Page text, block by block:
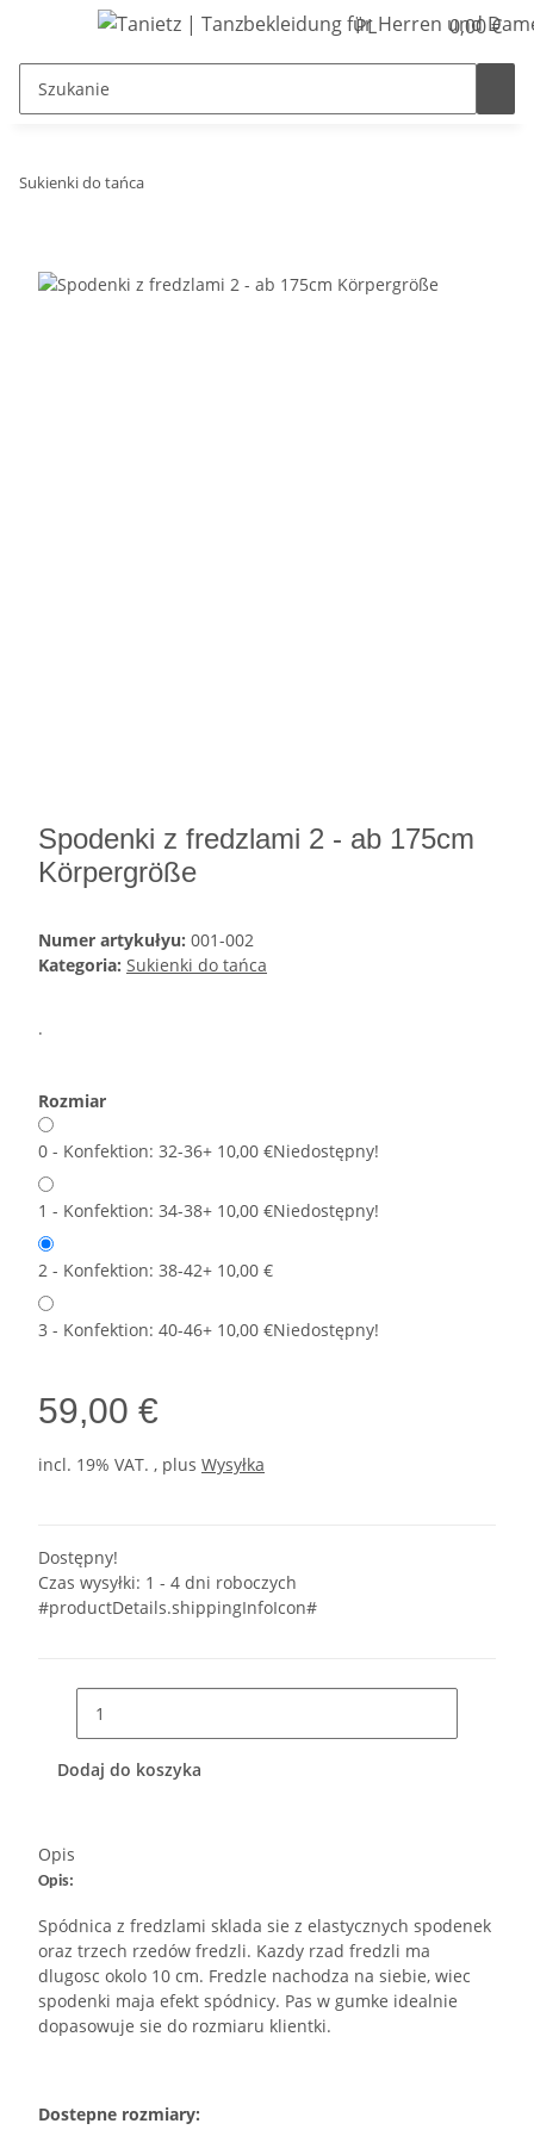
PL 0,00 €
Sukienki do tańca
Spodenki z fredzlami 2 - ab 175cm
Körpergröße
Numer artykułyu: 001-002
Kategoria: Sukienki do tańca
.
Rozmiar
0 - Konfektion: 32-36+ 10,00 €Niedostępny!
1 - Konfektion: 34-38+ 10,00 €Niedostępny!
2 - Konfektion: 38-42+ 10,00 €
3 - Konfektion: 40-46+ 10,00 €Niedostępny!
59,00 €
incl. 19% VAT. , plus Wysyłka
Dostępny!
Czas wysyłki: 1 - 4 dni roboczych
#productDetails.shippingInfoIcon#
Dodaj do koszyka
Opis
Opis:
Spódnica z fredzlami sklada sie z elastycznych spodenek
oraz trzech rzedów fredzli. Kazdy rzad fredzli ma
dlugosc okolo 10 cm. Fredzle nachodza na siebie, wiec
spodenki maja efekt spódnicy. Pas w gumke idealnie
dopasowuje sie do rozmiaru klientki.
Dostepne rozmiary: